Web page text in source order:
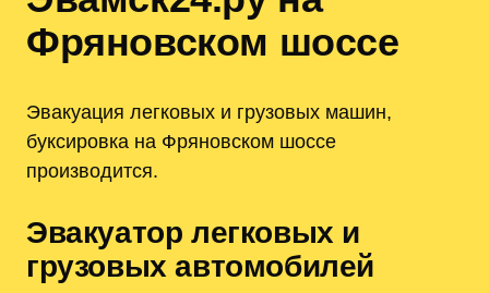
Фряновском шоссе
Эвакуация легковых и грузовых машин,
буксировка на Фряновском шоссе
производится.
Эвакуатор легковых и
грузовых автомобилей